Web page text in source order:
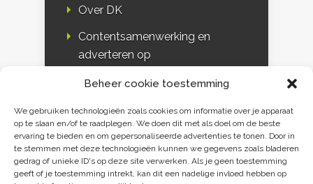
Beheer cookie toestemming
We gebruiken technologieën zoals cookies om informatie over je apparaat
op te slaan en/of te raadplegen. We doen dit met als doel om de beste
ervaring te bieden en om gepersonaliseerde advertenties te tonen. Door in
te stemmen met deze technologieën kunnen we gegevens zoals bladeren
gedrag of unieke ID's op deze site verwerken. Als je geen toestemming
geeft of je toestemming intrekt, kan dit een nadelige invloed hebben op
Over DK
Contentsamenwerking en
adverteren op
DK & media
Disclaimer
Privacy verklaring